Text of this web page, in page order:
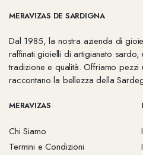
MERAVIZAS DE SARDIGNA
Dal 1985, la nostra azienda di
raffinati gioielli di artigianato sardo,
tradizione e qualità. Offriamo pezzi
raccontano la bellezza della
MERAVIZAS
Chi Siamo
Termini e Condizioni